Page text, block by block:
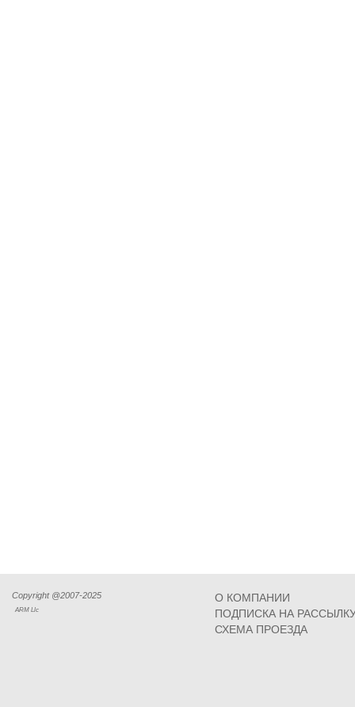
Copyright @2007-2025
ARM Llc
О КОМПАНИИ
ПОДПИСКА НА
СХЕМА ПРОЕЗДА